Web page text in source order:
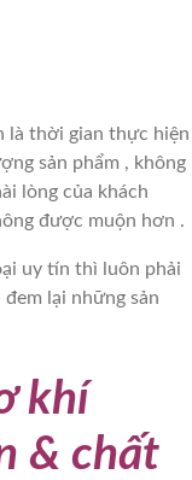
là thời gian thực hiện
sản phẩm , không
lòng của khách
được muộn hơn .
uy tín thì luôn phải
lại những sản
khí
& chất